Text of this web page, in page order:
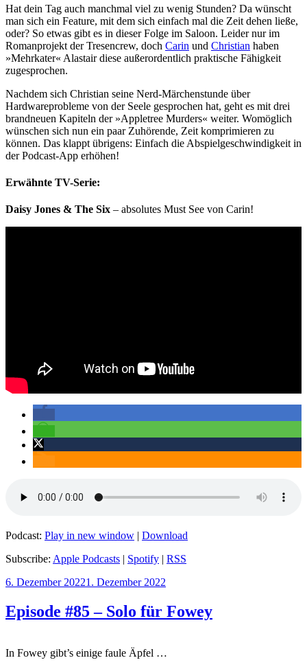
Hat dein Tag auch manchmal viel zu wenig Stunden? Da wünscht
man sich ein Feature, mit dem sich einfach mal die Zeit dehen ließe,
oder? So etwas gibt es in dieser Folge im Saloon. Leider nur im
Romanprojekt der Tresencrew, doch Carin und Christian haben
»Mehrkater« Alastair diese außerordentlich praktische Fähigkeit
zugesprochen.
Nachdem sich Christian seine Nerd-Märchenstunde über
Hardwareprobleme von der Seele gesprochen hat, geht es mit drei
brandneuen Kapiteln der »Appletree Murders« weiter. Womöglich
wünschen sich nun ein paar Zuhörende, Zeit komprimieren zu
können. Das klappt übrigens: Einfach die Abspielgeschwindigkeit in
der Podcast-App erhöhen!
Erwähnte TV-Serie:
Daisy Jones & The Six – absolutes Must See von Carin!
Podcast: Play in new window | Download
Subscribe: Apple Podcasts | Spotify | RSS
Veröffentlicht
6. Dezember 20221. Dezember 2022
Episode #85 – Solo für Fowey
In Fowey gibt’s einige faule Äpfel …